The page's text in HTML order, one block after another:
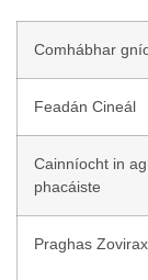
Comhábhar
Feadán Cineál
Cainníocht in
phacáiste
Praghas Zovirax